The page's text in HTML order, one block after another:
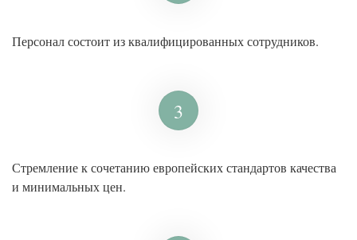
Персонал состоит из квалифицированных сотрудников.
3
Стремление к сочетанию европейских стандартов качества
и минимальных цен.